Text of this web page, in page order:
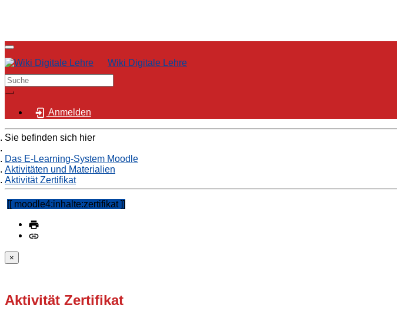
Wiki Digitale Lehre
Anmelden
Sie befinden sich hier
Das E-Learning-System Moodle
Aktivitäten und Materialien
Aktivität Zertifikat
moodle4:inhalte:zertifikat
×
Aktivität Zertifikat